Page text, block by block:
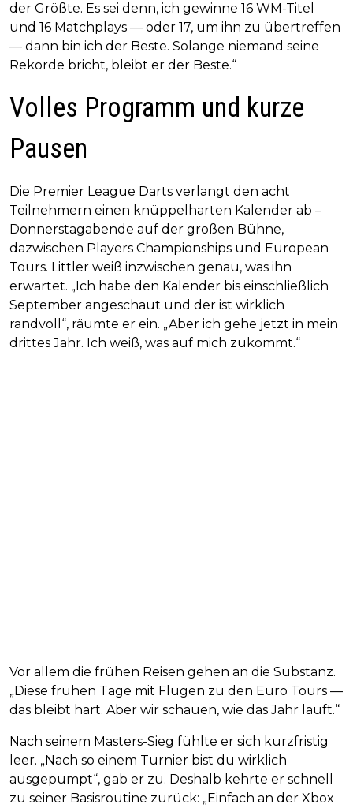
der Größte. Es sei denn, ich gewinne 16 WM-Titel
und 16 Matchplays — oder 17, um ihn zu übertreffen
— dann bin ich der Beste. Solange niemand seine
Rekorde bricht, bleibt er der Beste.“
Volles Programm und kurze
Pausen
Die Premier League Darts verlangt den acht
Teilnehmern einen knüppelharten Kalender ab –
Donnerstagabende auf der großen Bühne,
dazwischen Players Championships und European
Tours. Littler weiß inzwischen genau, was ihn
erwartet. „Ich habe den Kalender bis einschließlich
September angeschaut und der ist wirklich
randvoll“, räumte er ein. „Aber ich gehe jetzt in mein
drittes Jahr. Ich weiß, was auf mich zukommt.“
Vor allem die frühen Reisen gehen an die Substanz.
„Diese frühen Tage mit Flügen zu den Euro Tours —
das bleibt hart. Aber wir schauen, wie das Jahr läuft.“
Nach seinem Masters-Sieg fühlte er sich kurzfristig
leer. „Nach so einem Turnier bist du wirklich
ausgepumpt“, gab er zu. Deshalb kehrte er schnell
zu seiner Basisroutine zurück: „Einfach an der Xbox